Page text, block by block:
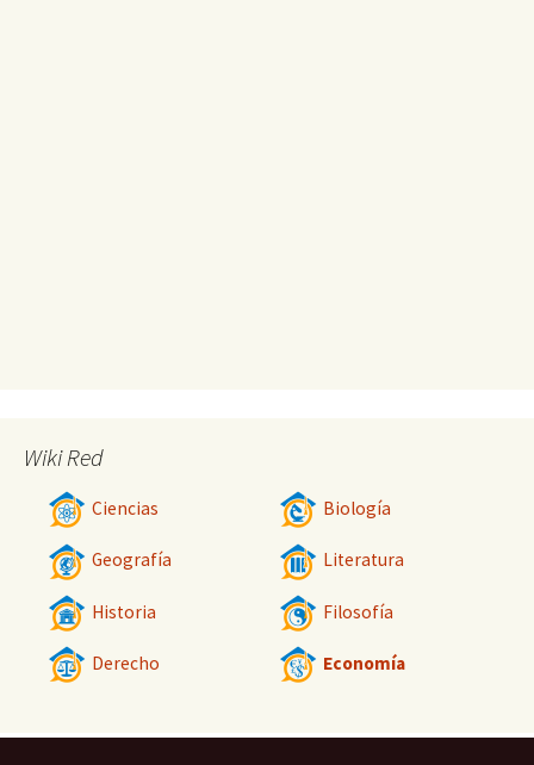
Wiki Red
Ciencias Biología
Geografía Literatura
Historia Filosofía
Derecho Economía